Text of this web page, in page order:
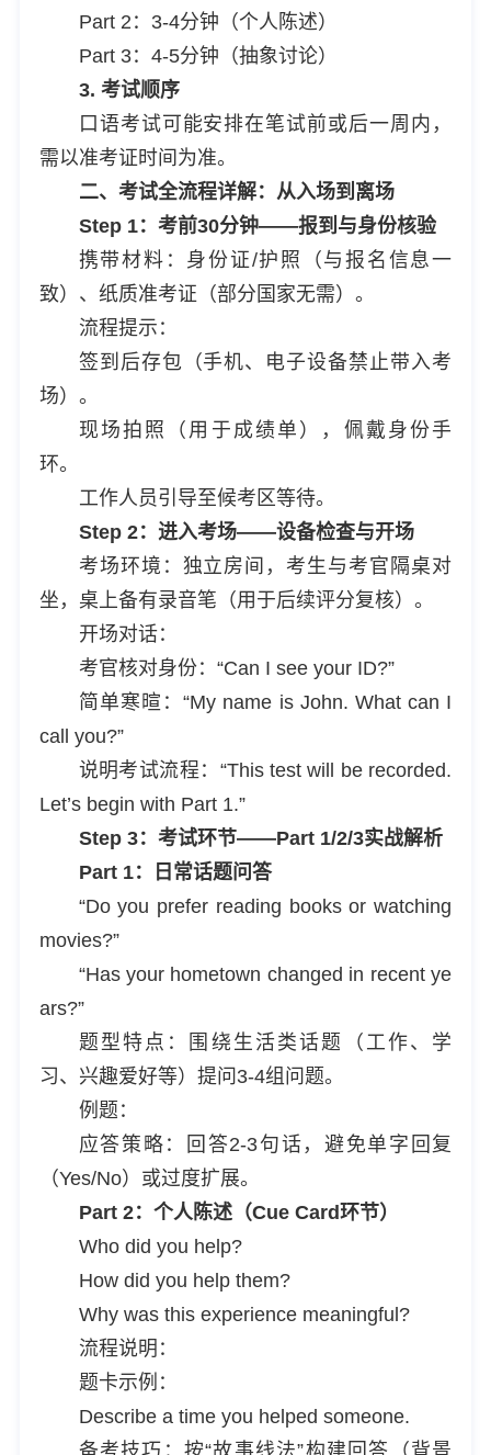
Part 2：3-4分钟（个人陈述）
Part 3：4-5分钟（抽象讨论）
3. 考试顺序
口语考试可能安排在笔试前或后一周内，
需以准考证时间为准。
二、考试全流程详解：从入场到离场
Step 1：考前30分钟——报到与身份核验
携带材料：身份证/护照（与报名信息一
致）、纸质准考证（部分国家无需）。
流程提示：
签到后存包（手机、电子设备禁止带入考
场）。
现场拍照（用于成绩单），佩戴身份手
环。
工作人员引导至候考区等待。
Step 2：进入考场——设备检查与开场
考场环境：独立房间，考生与考官隔桌对
坐，桌上备有录音笔（用于后续评分复核）。
开场对话：
考官核对身份：“Can I see your ID?”
简单寒暄：“My name is John. What can I
call you?”
说明考试流程：“This test will be recorded.
Let’s begin with Part 1.”
Step 3：考试环节——Part 1/2/3实战解析
Part 1：日常话题问答
“Do you prefer reading books or watching
movies?”
“Has your hometown changed in recent ye
ars?”
题型特点：围绕生活类话题（工作、学
习、兴趣爱好等）提问3-4组问题。
例题：
应答策略：回答2-3句话，避免单字回复
（Yes/No）或过度扩展。
Part 2：个人陈述（Cue Card环节）
Who did you help?
How did you help them?
Why was this experience meaningful?
流程说明：
题卡示例：
Describe a time you helped someone.
备考技巧：按“故事线法”构建回答（背景